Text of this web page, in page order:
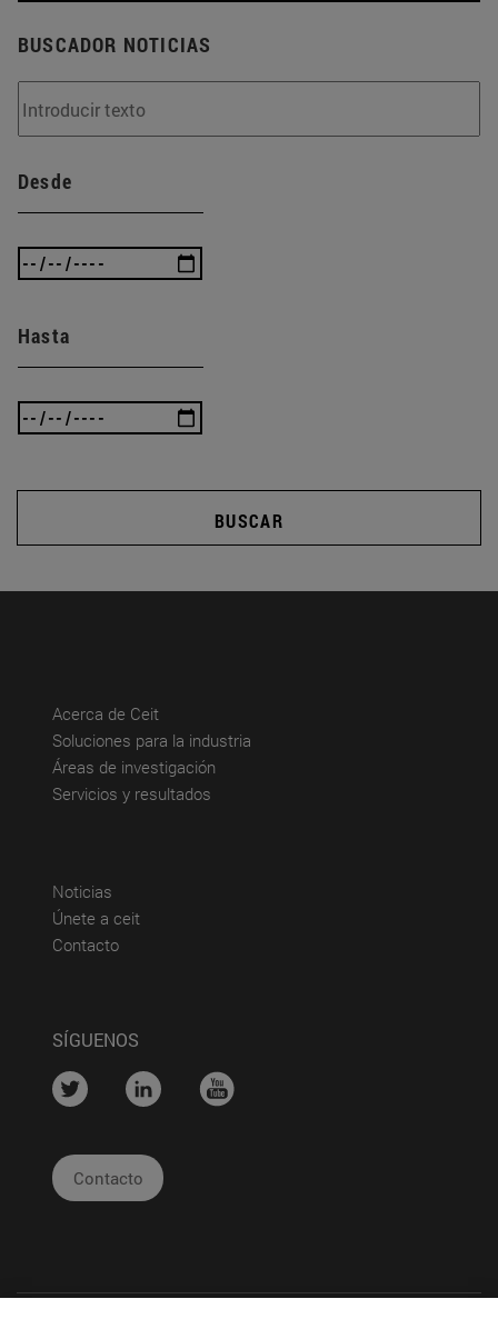
BUSCADOR NOTICIAS
Desde
Hasta
BUSCAR
Acerca de Ceit(abre en nueva ventana)
Soluciones para la industria
Áreas de investigación
Servicios y resultados
Noticias
Únete a ceit(abre en nueva ventana)
Contacto(abre en nueva ventana)
SÍGUENOS
.... .... ....
Contacto